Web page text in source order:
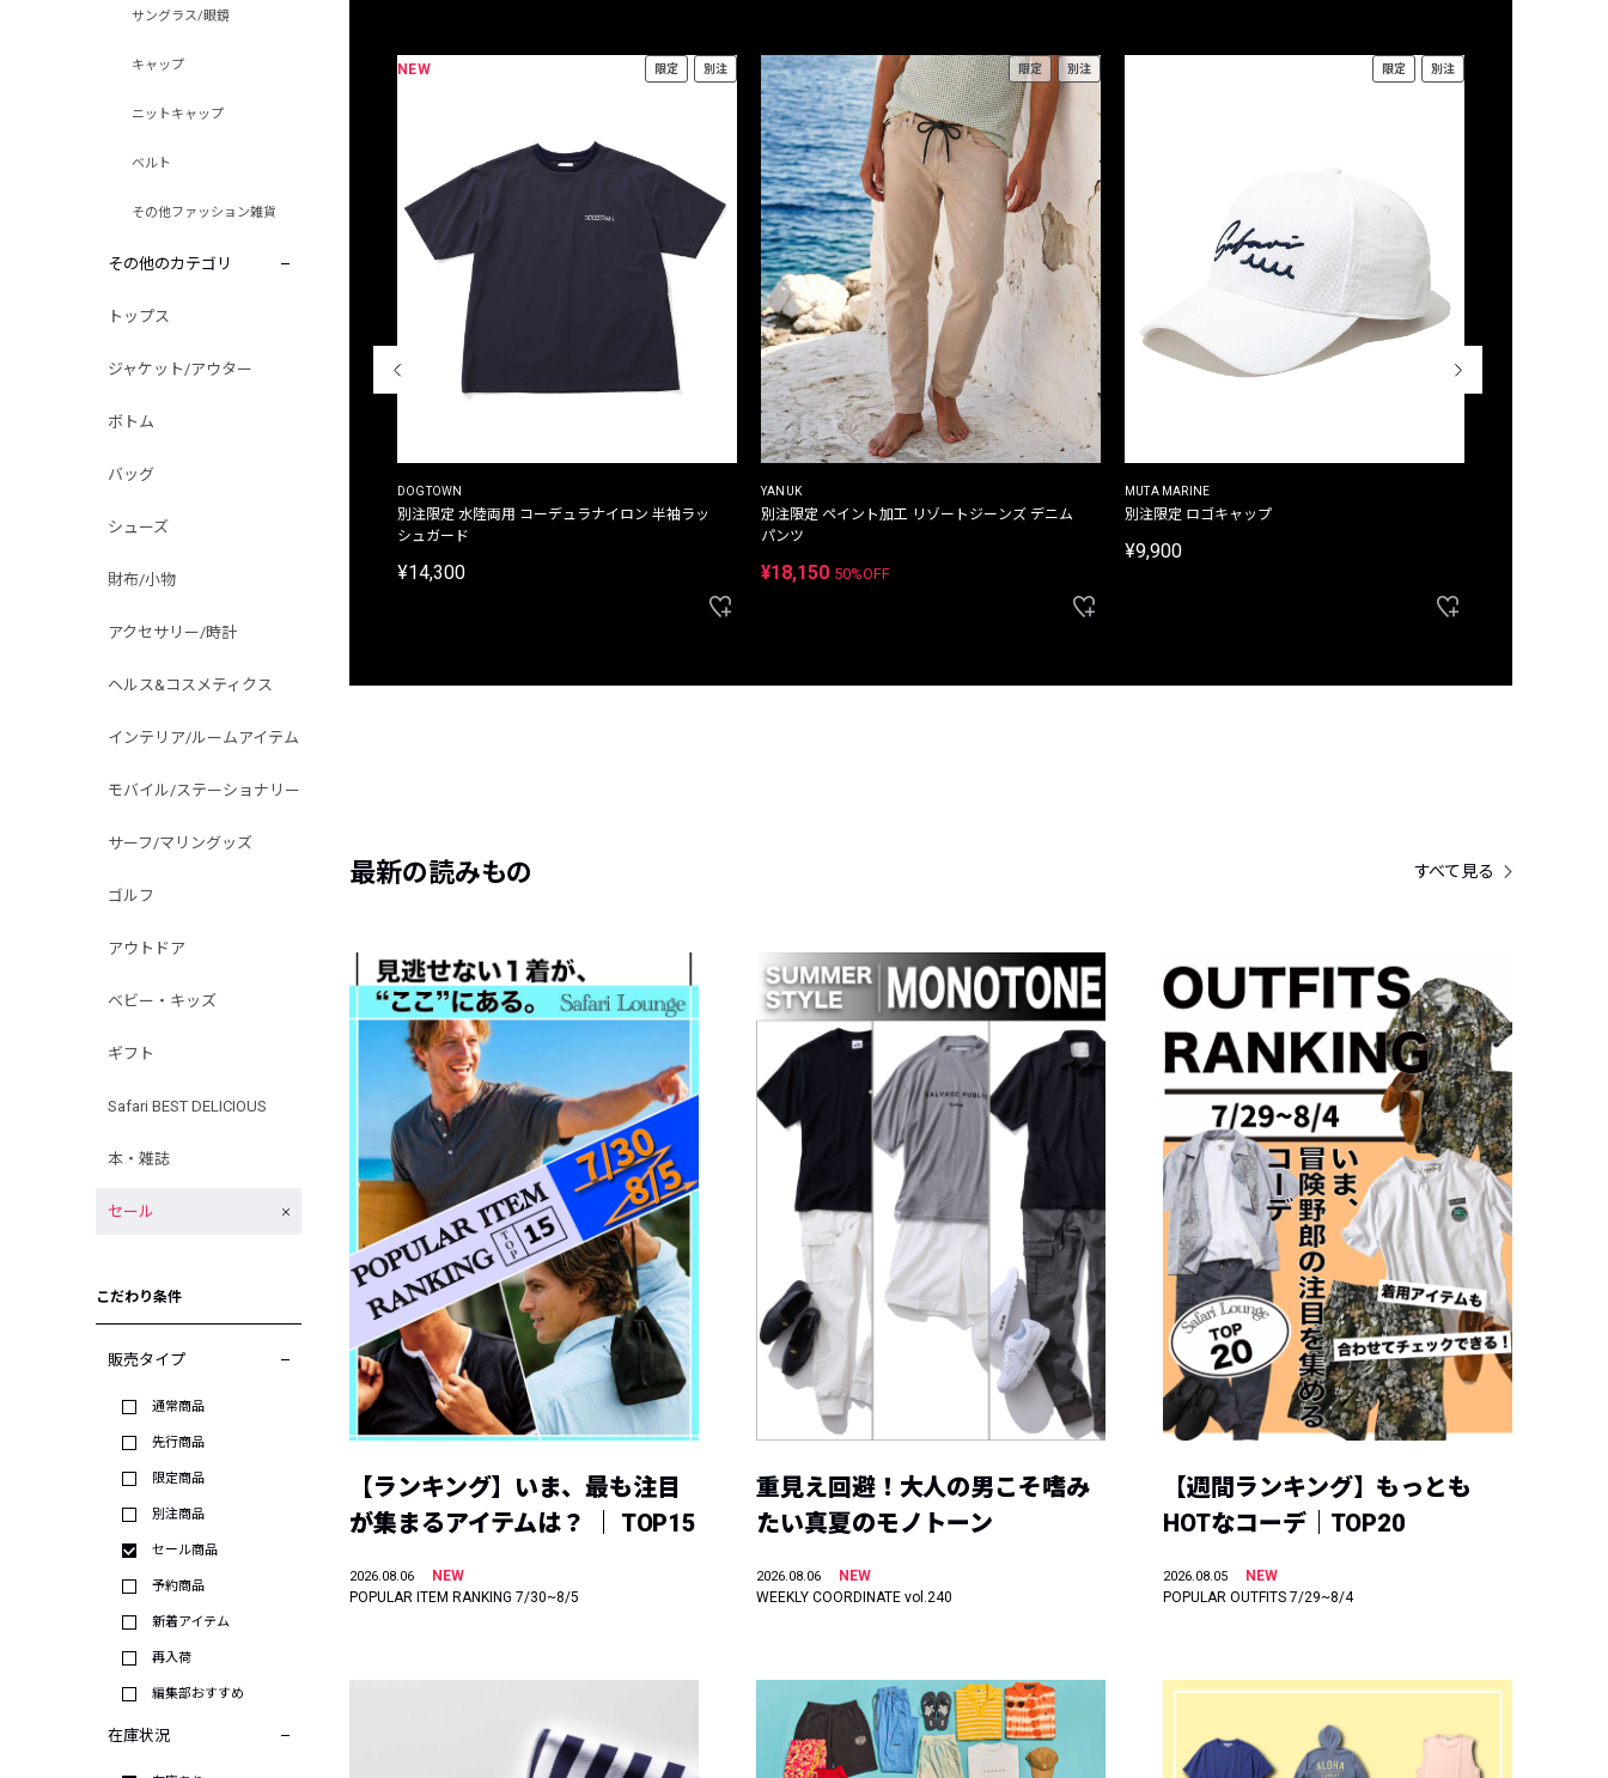
サングラス/眼鏡
キャップ
ニットキャップ
ベルト
その他ファッション雑貨
その他のカテゴリ
トップス
ジャケット/アウター
ボトム
バッグ
シューズ
財布/小物
アクセサリー/時計
ヘルス&コスメティクス
インテリア/ルームアイテム
モバイル/ステーショナリー
サーフ/マリングッズ
ゴルフ
アウトドア
ベビー・キッズ
ギフト
Safari BEST DELICIOUS
本・雑誌
セール
こだわり条件
販売タイプ
通常商品
先行商品
限定商品
別注商品
セール商品
予約商品
新着アイテム
再入荷
編集部おすすめ
在庫状況
プリントTシャツ
NEW 限定 別注
DOGTOWN
別注限定 水陸両用 コーデュラナイロン 半袖ラッ
シュガード
¥14,300
限定 別注
YANUK
別注限定 ペイント加工 リゾートジーンズ デニム
パンツ
¥18,150 50%OFF
限定 別注
MUTA MARINE
別注限定 ロゴキャップ
¥9,900
最新の読みもの すべて見る
【ランキング】いま、最も注目
が集まるアイテムは？ ｜ TOP15
2026.08.06
NEW
POPULAR ITEM RANKING 7/30~8/5
重見え回避！大人の男こそ嗜み
たい真夏のモノトーン
2026.08.06
NEW
WEEKLY COORDINATE vol.240
【週間ランキング】もっとも
HOTなコーデ｜TOP20
2026.08.05
NEW
POPULAR OUTFITS 7/29~8/4